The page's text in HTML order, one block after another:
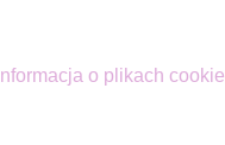
Informacja o plikach cookie